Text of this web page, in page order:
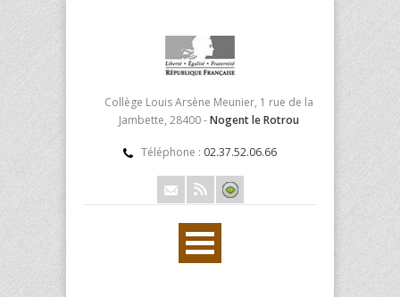
Collège Louis Arsène Meunier, 1 rue de la
Jambette, 28400 -Nogent le Rotrou
Téléphone : 02.37.52.06.66